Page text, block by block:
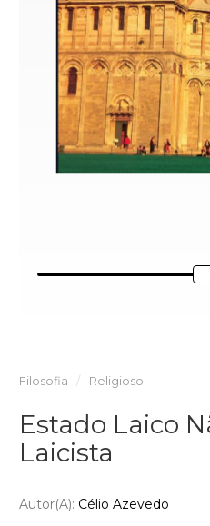
Filosofia Religioso
Estado Laico
Laicista
Autor(a): Célio Azevedo